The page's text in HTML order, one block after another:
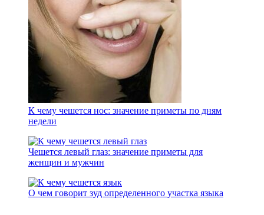
К чему чешется нос: значение приметы по дням
недели
Чешется левый глаз: значение приметы для
женщин и мужчин
О чем говорит зуд определенного участка языка